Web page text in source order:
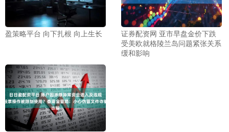
盈策略平台 向下扎根 向上生长
证券配资网 亚市早盘金价下跌
受美欧就格陵兰岛问题紧张关系
缓和影响